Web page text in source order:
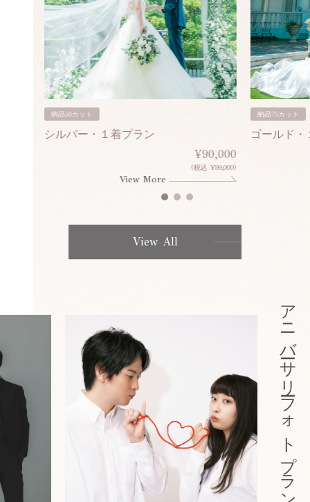
納品50カット
シルバー・１着プラン
¥90,000
(税込 ¥99,000)
View More
納品75カット
ゴールド・
View All
アニバーサリーフォトプラン